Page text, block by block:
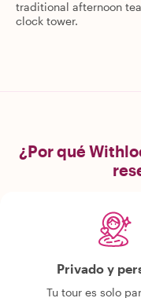
traditional afternoon
clock tower.
¿Por qué
Privado y
Tu tour es solo